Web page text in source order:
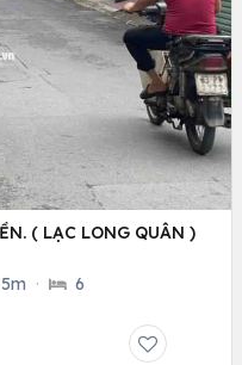
( LẠC LONG QUÂN )
5m · 6